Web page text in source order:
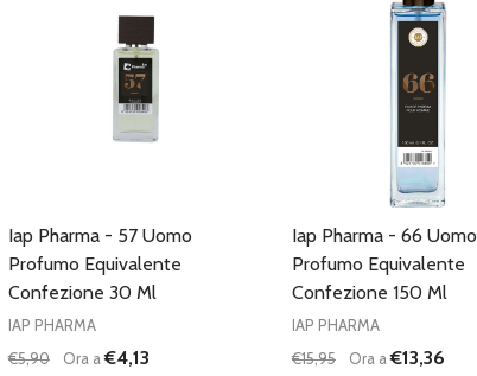
Iap Pharma - 57 Uomo
Profumo Equivalente
Confezione 30 Ml
IAP PHARMA
€5,90
Ora a€4,13
Iap Pharma - 66 Uomo
Profumo Equivalente
Confezione 150 Ml
IAP PHARMA
€15,95
Ora a€13,36